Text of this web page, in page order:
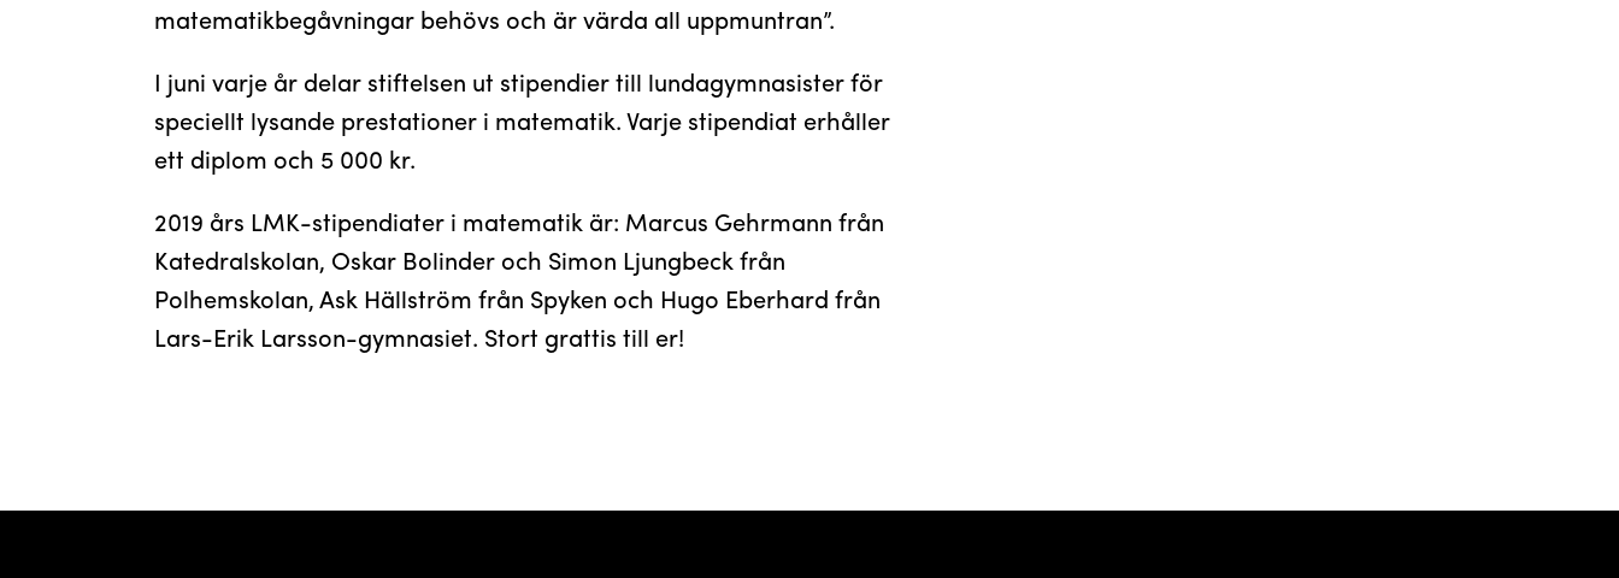
matematikbegåvningar behövs och är värda all uppmuntran”.
I juni varje år delar stiftelsen ut stipendier till lundagymnasister för
speciellt lysande prestationer i matematik. Varje stipendiat erhåller
ett diplom och 5 000 kr.
2019 års LMK-stipendiater i matematik är: Marcus Gehrmann från
Katedralskolan, Oskar Bolinder och Simon Ljungbeck från
Polhemskolan, Ask Hällström från Spyken och Hugo Eberhard från
Lars-Erik Larsson-gymnasiet. Stort grattis till er!